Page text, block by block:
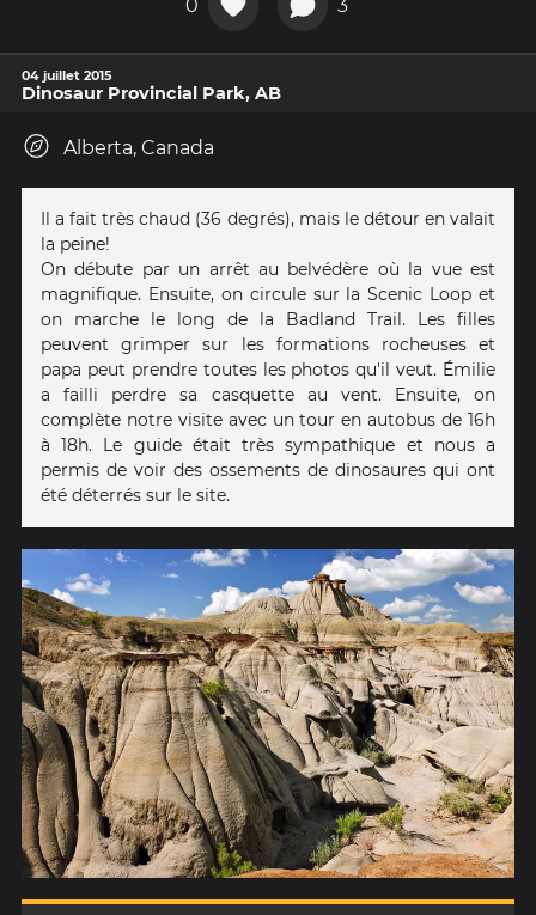
0 3
04 juillet 2015
Dinosaur Provincial Park, AB
Alberta, Canada
Il a fait très chaud (36 degrés), mais le détour en valait
la peine!
On débute par un arrêt au belvédère où la vue est
magnifique. Ensuite, on circule sur la Scenic Loop et
on marche le long de la Badland Trail. Les filles
peuvent grimper sur les formations rocheuses et
papa peut prendre toutes les photos qu'il veut. Émilie
a failli perdre sa casquette au vent. Ensuite, on
complète notre visite avec un tour en autobus de 16h
à 18h. Le guide était très sympathique et nous a
permis de voir des ossements de dinosaures qui ont
été déterrés sur le site.